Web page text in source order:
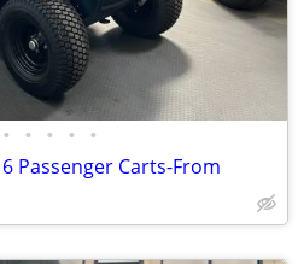
• • • • •
Passenger Carts-From